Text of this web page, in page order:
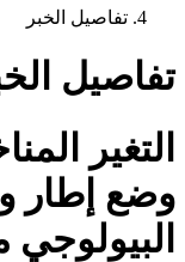
تفاصيل الخبر
تفاصيل
التغير
وضع إطار
البيولوجي